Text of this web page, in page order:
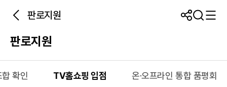
판로지원
판로지원
확인 TV홈쇼핑 입점 온·오프라인 통합 품평회